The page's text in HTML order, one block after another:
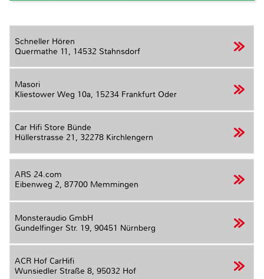
Schneller Hören
Quermathe 11, 14532 Stahnsdorf
Masori
Kliestower Weg 10a, 15234 Frankfurt Oder
Car Hifi Store Bünde
Hüllerstrasse 21, 32278 Kirchlengern
ARS 24.com
Eibenweg 2, 87700 Memmingen
Monsteraudio GmbH
Gundelfinger Str. 19, 90451 Nürnberg
ACR Hof CarHifi
Wunsiedler Straße 8, 95032 Hof